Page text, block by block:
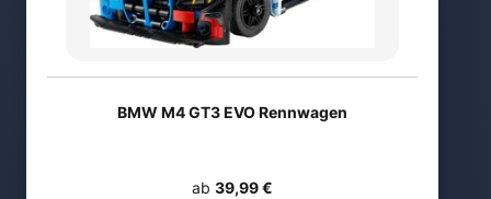
BMW M4 GT3 EVO Rennwagen
ab 39,99 €